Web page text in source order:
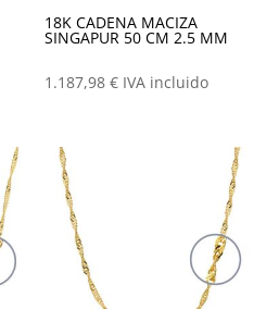
18K CADENA MACIZA
SINGAPUR 50 CM 2.5 MM
1.187,98€ IVA incluido